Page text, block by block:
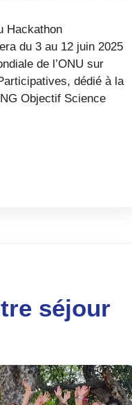
Hackathon
du 3 au 12 juin 2025
de l’ONU sur
dédié à la
Objectif Science
séjour